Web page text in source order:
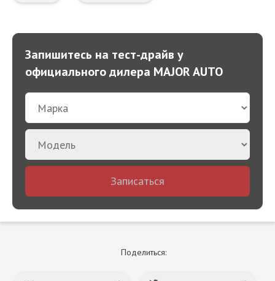
Запишитесь на тест-драйв у
официального дилера MAJOR AUTO
Записаться
Поделиться: